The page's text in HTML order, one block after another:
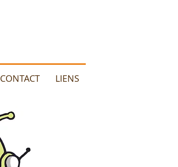
CONTACT LIENS